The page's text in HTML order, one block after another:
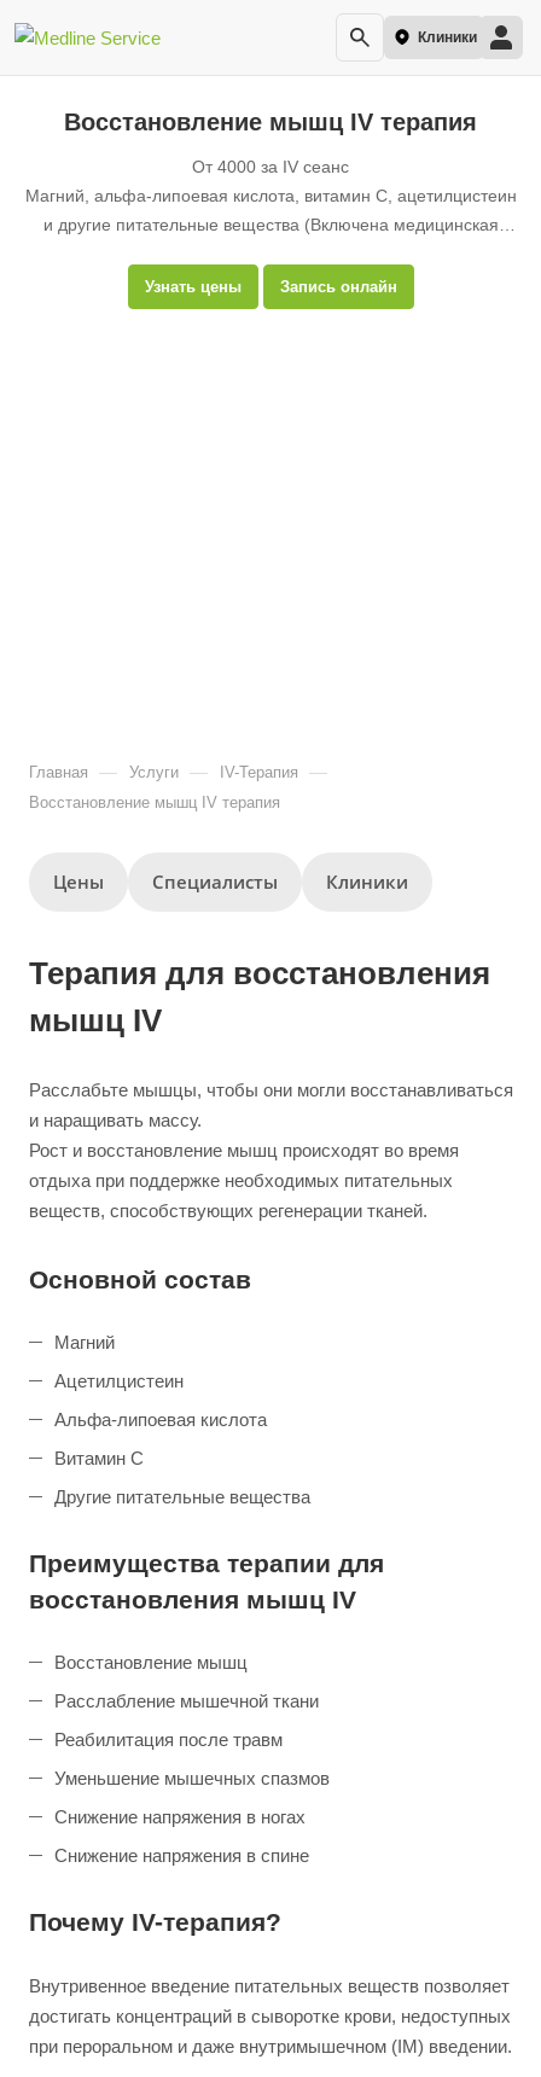
Клиники
Восстановление мышц IV терапия
От 4000 за IV сеанс
Магний, альфа-липоевая кислота, витамин С, ацетилцистеин
и другие питательные вещества (Включена медицинская
Частота: 2 раза в месяц или по мере необходимости
Узнать цены Запись онлайн
Главная — Услуги — IV-Терапия —
Восстановление мышц IV терапия
Цены Специалисты Клиники
Терапия для восстановления
мышц IV
Расслабьте мышцы, чтобы они могли восстанавливаться
и наращивать массу.
Рост и восстановление мышц происходят во время
отдыха при поддержке необходимых питательных
веществ, способствующих регенерации тканей.
Основной состав
Магний
Ацетилцистеин
Альфа-липоевая кислота
Витамин C
Другие питательные вещества
Преимущества терапии для
восстановления мышц IV
Восстановление мышц
Расслабление мышечной ткани
Реабилитация после травм
Уменьшение мышечных спазмов
Снижение напряжения в ногах
Снижение напряжения в спине
Почему IV-терапия?
Внутривенное введение питательных веществ позволяет
достигать концентраций в сыворотке крови, недоступных
при пероральном и даже внутримышечном (IM) введении.